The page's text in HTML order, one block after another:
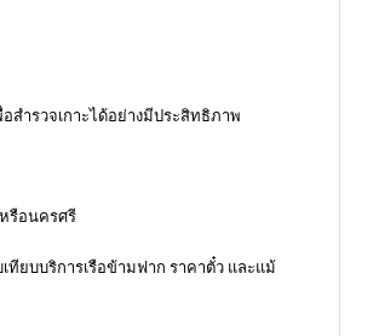
ำรวจเกาะได้อย่างมีประสิทธิภาพ
รือนครศรี
ยบบริการเรือข้ามฟาก ราคาตั๋ว และแม้